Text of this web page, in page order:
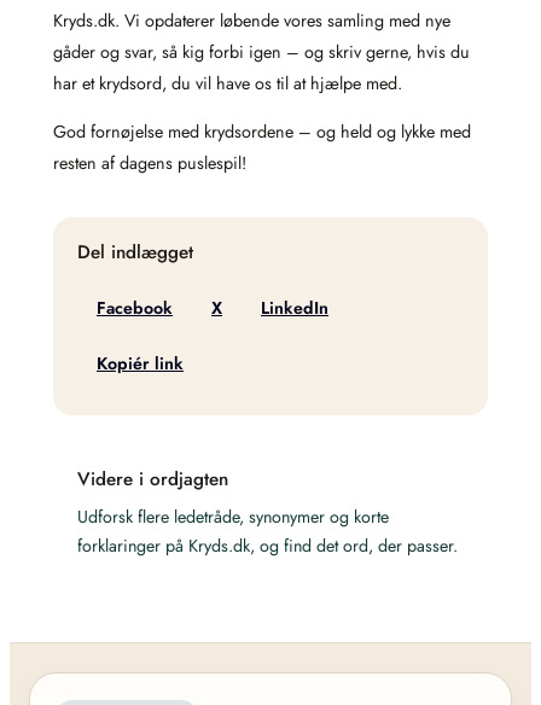
Kryds.dk. Vi opdaterer løbende vores samling med nye
gåder og svar, så kig forbi igen – og skriv gerne, hvis du
har et krydsord, du vil have os til at hjælpe med.
God fornøjelse med krydsordene – og held og lykke med
resten af dagens puslespil!
Del indlægget
Facebook X LinkedIn
Kopiér link
Videre i ordjagten
Udforsk flere ledetråde, synonymer og korte
forklaringer på Kryds.dk, og find det ord, der passer.